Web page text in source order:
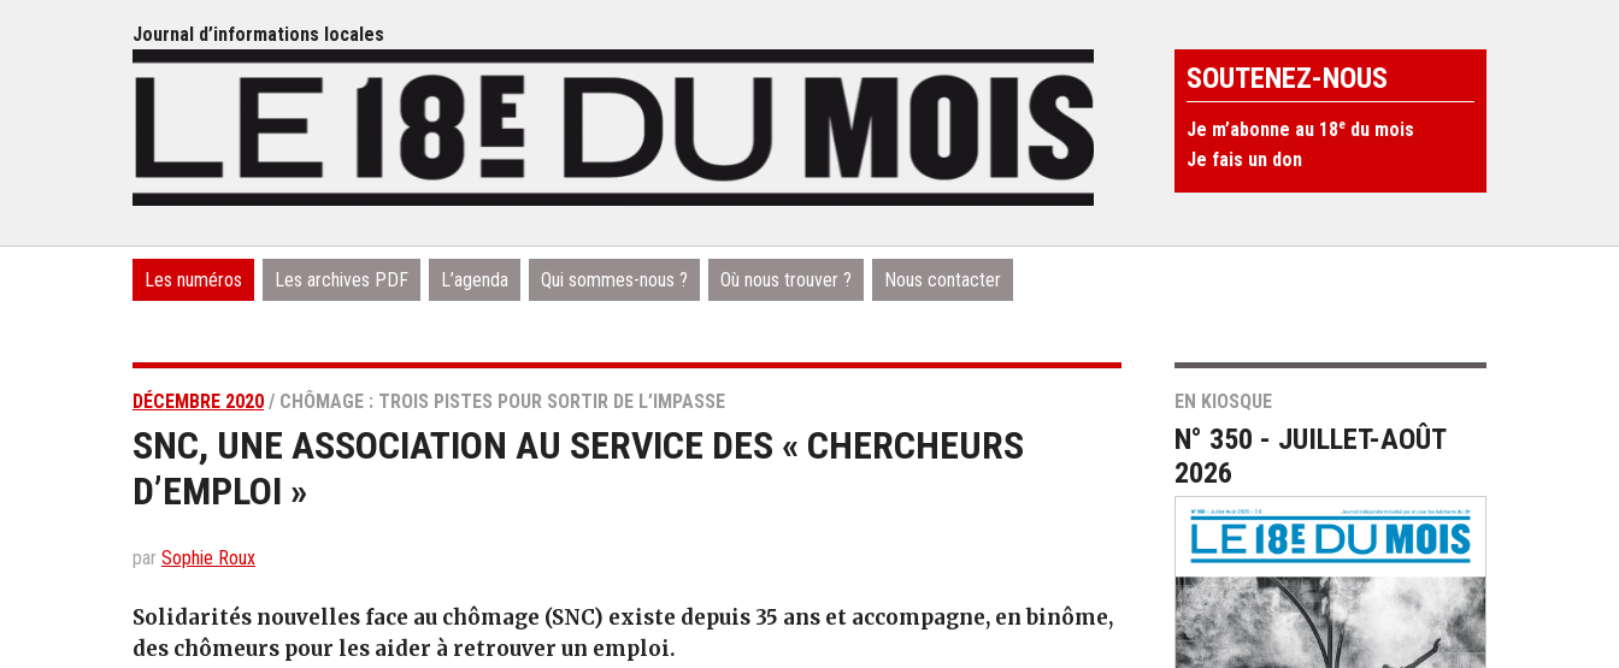
Journal d’informations locales
SOUTENEZ-NOUS
Je m’abonne au 18e du mois
Je fais un don
Les numéros Les archives PDF L’agenda Qui sommes-nous ? Où nous trouver ? Nous contacter
DÉCEMBRE 2020 / CHÔMAGE : TROIS PISTES POUR SORTIR DE L’IMPASSE
SNC, UNE ASSOCIATION AU SERVICE DES « CHERCHEURS
D’EMPLOI »
par Sophie Roux
Solidarités nouvelles face au chômage (SNC) existe depuis 35 ans et accompagne, en binôme,
des chômeurs pour les aider à retrouver un emploi.
EN KIOSQUE
N° 350 - JUILLET-AOÛT
2026